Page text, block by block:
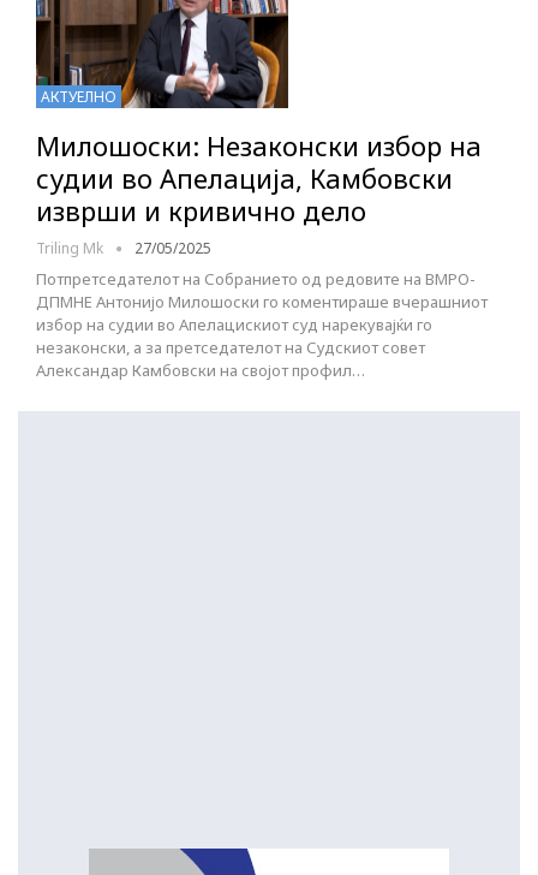
АКТУЕЛНО
Милошоски: Незаконски избор на
судии во Апелација, Камбовски
изврши и кривично дело
Triling Mk 27/05/2025
Потпретседателот на Собранието од редовите на ВМРО-
ДПМНЕ Антонијо Милошоски го коментираше вчерашниот
избор на судии во Апелацискиот суд нарекувајќи го
незаконски, а за претседателот на Судскиот совет
Александар Камбовски на својот профил…